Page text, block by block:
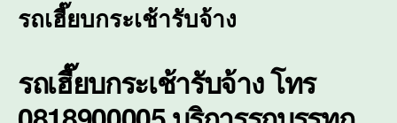
รถเฮี๊ยบกระเช้ารับจ้าง
รถเฮี๊ยบกระเช้ารับจ้าง โทร